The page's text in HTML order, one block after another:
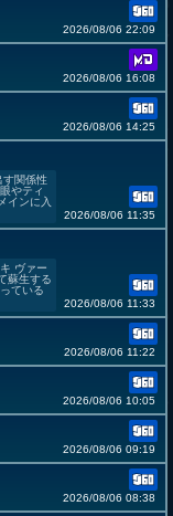
2026/08/06 22:09
2026/08/06 16:08
2026/08/06 14:25
す関係性
やティ
インに入
2026/08/06 11:35
ヴァー
蘇生する
ている
2026/08/06 11:33
2026/08/06 11:22
2026/08/06 10:05
2026/08/06 09:19
2026/08/06 08:38